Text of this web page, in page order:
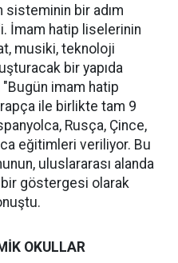
bir adım
İmam hatip liselerinin
musiki, teknoloji
bir yapıda
imam hatip
ile birlikte tam 9
Rusça, Çince,
eğitimleri veriliyor. Bu
uluslararası alanda
göstergesi olarak
OKULLAR